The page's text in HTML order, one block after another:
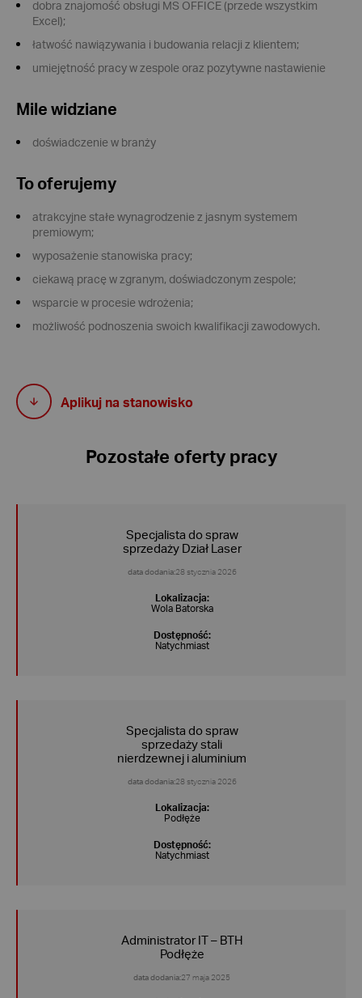
dobra znajomość obsługi MS OFFICE (przede wszystkim
Excel);
łatwość nawiązywania i budowania relacji z klientem;
umiejętność pracy w zespole oraz pozytywne nastawienie
Mile widziane
doświadczenie w branży
To oferujemy
atrakcyjne stałe wynagrodzenie z jasnym systemem
premiowym;
wyposażenie stanowiska pracy;
ciekawą pracę w zgranym, doświadczonym zespole;
wsparcie w procesie wdrożenia;
możliwość podnoszenia swoich kwalifikacji zawodowych.
Aplikuj na stanowisko
Pozostałe oferty pracy
Specjalista do spraw
sprzedaży Dział Laser
data dodania:28 stycznia 2026
Lokalizacja:
Wola Batorska
Dostępność:
Natychmiast
Specjalista do spraw
sprzedaży stali
nierdzewnej i aluminium
data dodania:28 stycznia 2026
Lokalizacja:
Podłęże
Dostępność:
Natychmiast
Administrator IT – BTH
Podłęże
data dodania:27 maja 2025